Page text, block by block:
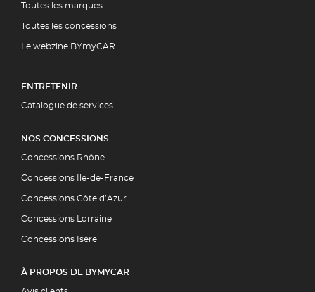
Toutes les marques
Toutes les concessions
Le webzine BYmyCAR
ENTRETENIR
Catalogue de services
NOS CONCESSIONS
Concessions Rhône
Concessions Ile-de-France
Concessions Côte d’Azur
Concessions Lorraine
Concessions Isère
À PROPOS DE BYMYCAR